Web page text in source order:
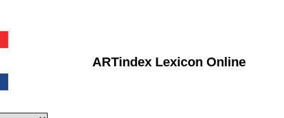
ARTindex Lexicon Online